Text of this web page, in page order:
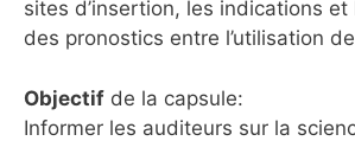
sites d’insertion, les indications et
des pronostics entre l’utilisation
Objectif de la capsule:
Informer les auditeurs sur la